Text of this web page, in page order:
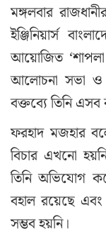
মঙ্গলবার
ইঞ্জিনিয়ার্স
আয়োজিত ‘শাপলা
আলোচনা সভা ও
বক্তব্যে তিনি
ফরহাদ মজহার
বিচার এখনো
তিনি অভিযোগ
বহাল রয়েছে
সম্ভব হয়নি।